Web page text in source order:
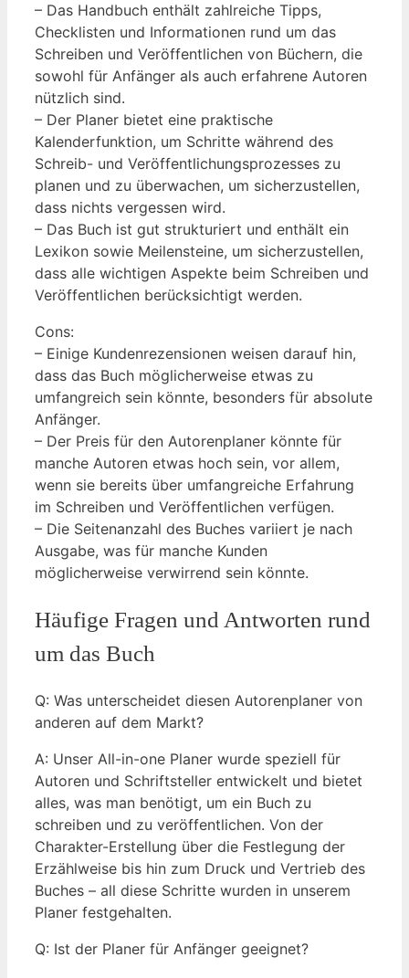
– Das Handbuch enthält zahlreiche Tipps,
Checklisten und Informationen rund um das
Schreiben und Veröffentlichen von Büchern, die
sowohl für Anfänger als auch erfahrene Autoren
nützlich sind.
– Der Planer bietet eine praktische
Kalenderfunktion, um Schritte während des
Schreib- und Veröffentlichungsprozesses zu
planen und zu überwachen, um sicherzustellen,
dass nichts vergessen wird.
– Das Buch ist gut strukturiert und enthält ein
Lexikon sowie Meilensteine, um sicherzustellen,
dass alle wichtigen Aspekte beim Schreiben und
Veröffentlichen berücksichtigt werden.
Cons:
– Einige Kundenrezensionen weisen darauf hin,
dass das Buch möglicherweise etwas zu
umfangreich sein könnte, besonders für absolute
Anfänger.
– Der Preis für den Autorenplaner könnte für
manche Autoren etwas hoch sein, vor allem,
wenn sie bereits über umfangreiche Erfahrung
im Schreiben und Veröffentlichen verfügen.
– Die Seitenanzahl des Buches variiert je nach
Ausgabe, was für manche Kunden
möglicherweise verwirrend sein könnte.
Häufige Fragen und Antworten rund
um das Buch
Q: Was unterscheidet diesen Autorenplaner von
anderen auf dem Markt?
A: Unser All-in-one Planer wurde speziell für
Autoren und Schriftsteller entwickelt und bietet
alles, was man benötigt, um ein Buch zu
schreiben und zu veröffentlichen. Von der
Charakter-Erstellung über die Festlegung der
Erzählweise bis hin zum Druck und Vertrieb des
Buches – all diese Schritte wurden in unserem
Planer festgehalten.
Q: Ist der Planer für Anfänger geeignet?